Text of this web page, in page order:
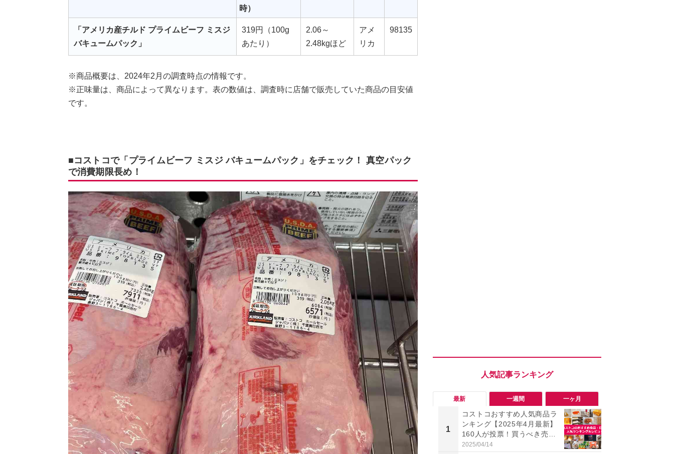
時）
「アメリカ産チルド プライムビーフ ミスジ
バキュームパック」
319円（100g
あたり）
2.06～
2.48kgほど
アメ
リカ
98135
※商品概要は、2024年2月の調査時点の情報です。
※正味量は、商品によって異なります。表の数値は、調査時に店舗で販売していた商品の目安値
です。
■コストコで「プライムビーフ ミスジ バキュームパック」をチェック！ 真空パック
で消費期限長め！
最新 一週間 一ヶ月
1
コストコおすすめ人気商品ラ
ンキング【2025年4月最新】
160人が投票！買うべき売れ
筋食品惣菜・日用品雑貨＆セ
2025/04/14